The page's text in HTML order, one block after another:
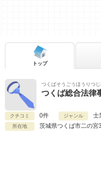
つくばそうごうほうりつじ
つくば総合法律
クチコミ 0件 ジャンル 士
所在地 茨城県つくば市二の宮
トップ